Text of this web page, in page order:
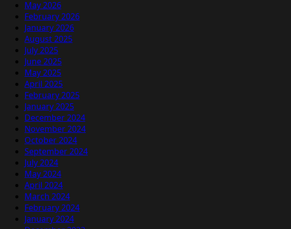
May 2026
February 2026
January 2026
August 2025
July 2025
June 2025
May 2025
April 2025
February 2025
January 2025
December 2024
November 2024
October 2024
September 2024
July 2024
May 2024
April 2024
March 2024
February 2024
January 2024